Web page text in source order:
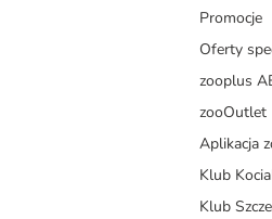
Promocje
Oferty
zooplus
zooOutlet
Aplikacja
Klub
Klub